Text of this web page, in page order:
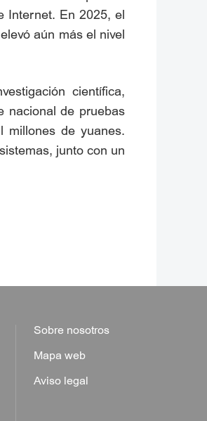
Internet. En 2025, el
aún más el nivel
científica,
nacional de pruebas
millones de yuanes.
junto con un
Sobre nosotros
Mapa web
Aviso legal